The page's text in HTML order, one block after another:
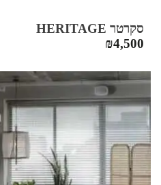
סקרטר HERITAGE
₪4,500